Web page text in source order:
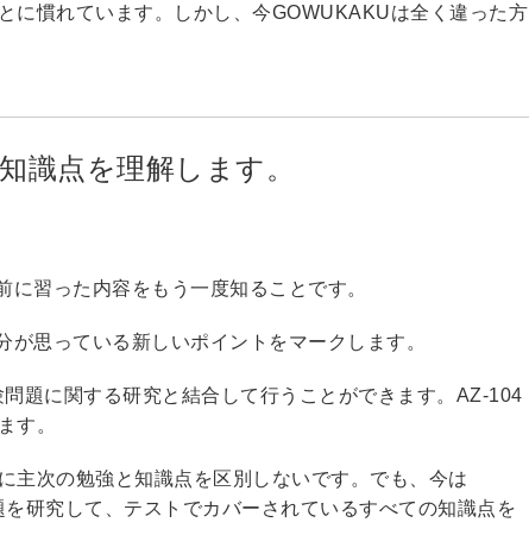
に慣れています。しかし、今GOWUKAKUは全く違った方
識点を理解します。
習った内容をもう一度知ることです。
思っている新しいポイントをマークします。
題に関する研究と結合して行うことができます。AZ-104
す。
主次の勉強と知識点を区別しないです。でも、今は
研究して、テストでカバーされているすべての知識点を